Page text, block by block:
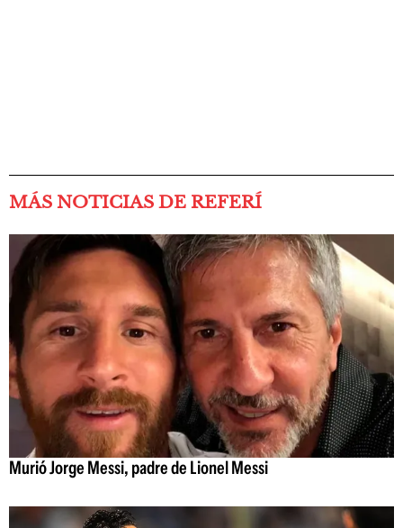
MÁS NOTICIAS DE REFERÍ
Murió Jorge Messi, padre de Lionel Messi